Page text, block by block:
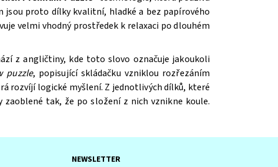
jsou proto dílky kvalitní, hladké a bez papírového
velmi vhodný prostředek k relaxaci po dlouhém
z angličtiny, kde toto slovo označuje jakoukoli
puzzle, popisující skládačku vzniklou rozřezáním
rozvíjí logické myšlení. Z jednotlivých dílků, které
tak, že po složení z nich vznikne koule.
NEWSLETTER